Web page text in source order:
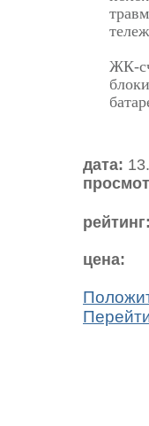
ЖК-
дата:
рейтинг:
цена: